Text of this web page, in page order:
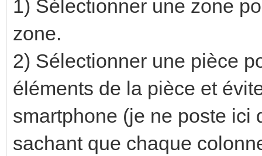
1) Sélectionner une zone
zone.
2) Sélectionner une pièce
éléments de la pièce et
smartphone (je ne poste ici
sachant que chaque